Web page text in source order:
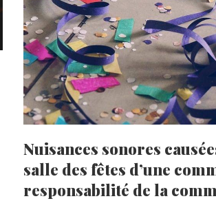
Nuisances sonores
salle des fêtes d’une
responsabilité de la